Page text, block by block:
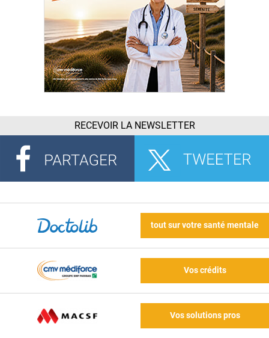
RECEVOIR LA NEWSLETTER
tout sur votre santé mentale
Vos crédits
Vos solutions pros